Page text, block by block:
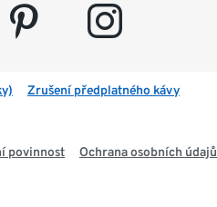
pinterest instagram
Zrušení předplatného kávy
povinnost Ochrana osobních údajů